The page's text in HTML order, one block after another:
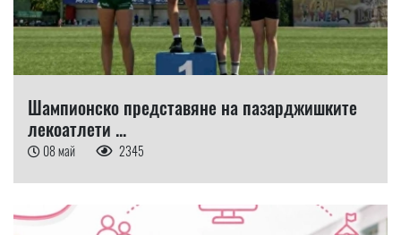
Шампионско представяне на пазарджишките
лекоатлети ...
08 май 2345